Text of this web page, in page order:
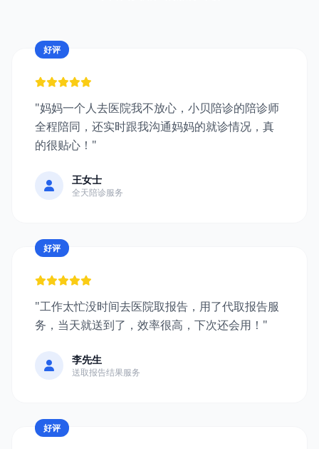
好评
"妈妈一个人去医院我不放心，小贝陪诊的陪诊师
全程陪同，还实时跟我沟通妈妈的就诊情况，真
的很贴心！"
王女士
全天陪诊服务
好评
"工作太忙没时间去医院取报告，用了代取报告服
务，当天就送到了，效率很高，下次还会用！"
李先生
送取报告结果服务
好评